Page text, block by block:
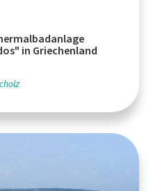
in Griechenland